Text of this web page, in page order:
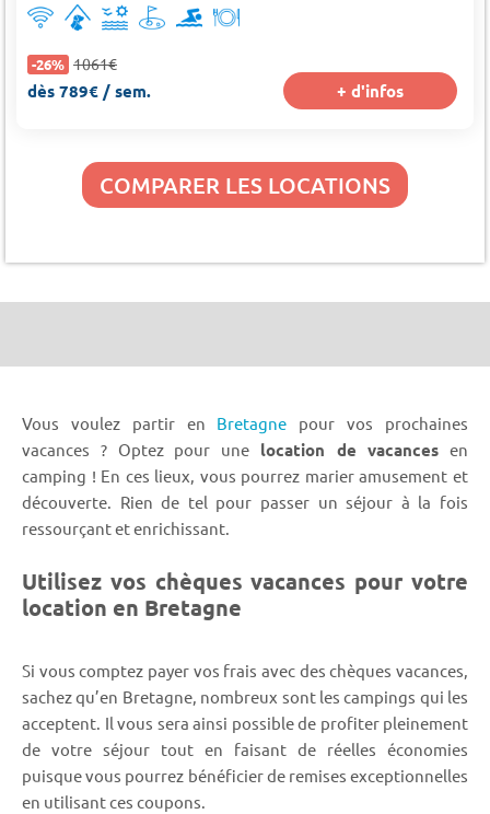
-26% 1061€
dès 789€ / sem. + d'infos
COMPARER LES LOCATIONS
Vous voulez partir en Bretagne pour vos prochaines
vacances ? Optez pour une location de vacances en
camping ! En ces lieux, vous pourrez marier amusement et
découverte. Rien de tel pour passer un séjour à la fois
ressourçant et enrichissant.
Utilisez vos chèques vacances pour votre
location en Bretagne
Si vous comptez payer vos frais avec des chèques vacances,
sachez qu’en Bretagne, nombreux sont les campings qui les
acceptent. Il vous sera ainsi possible de profiter pleinement
de votre séjour tout en faisant de réelles économies
puisque vous pourrez bénéficier de remises exceptionnelles
en utilisant ces coupons.